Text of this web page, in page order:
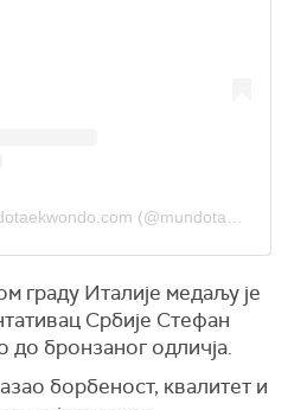
граду Италије медаљу је
Србије Стефан
до бронзаног одличја.
борбеност, квалитет и